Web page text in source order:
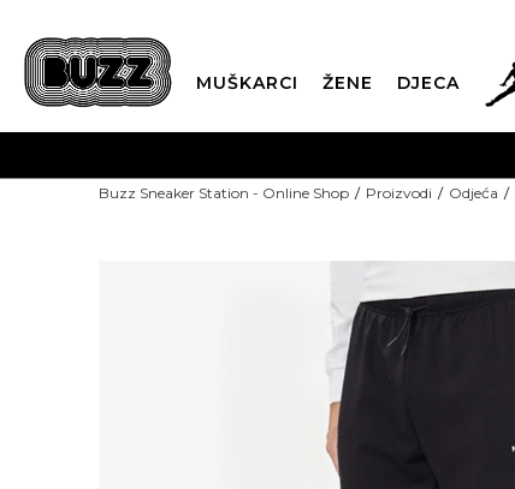
MUŠKARCI ŽENE DJECA
Buzz Sneaker Station - Online Shop Proizvodi Odjeća